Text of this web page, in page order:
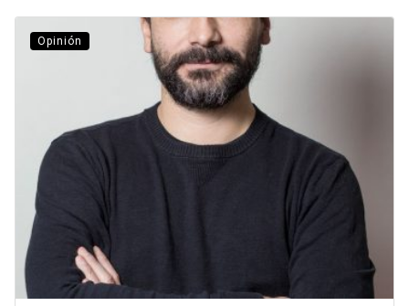
Opinión